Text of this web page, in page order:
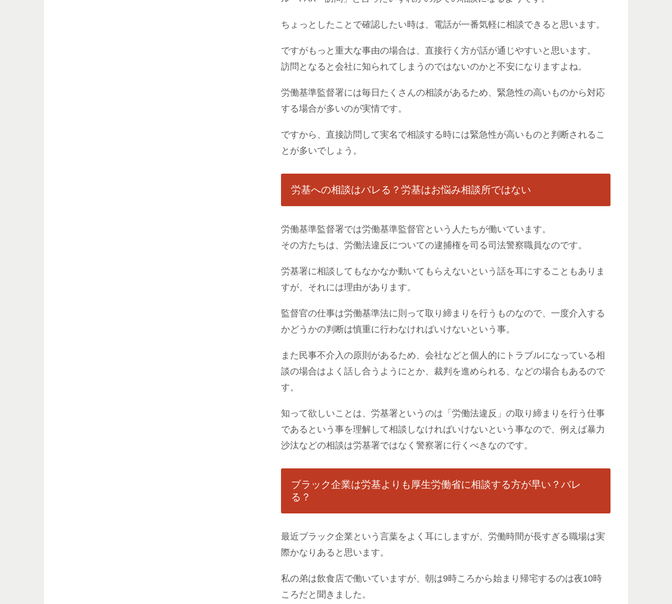
ちょっとしたことで確認したい時は、電話が一番気軽に相談できると思います。
ですがもっと重大な事由の場合は、直接行く方が話が通じやすいと思います。
訪問となると会社に知られてしまうのではないのかと不安になりますよね。
労働基準監督署には毎日たくさんの相談があるため、緊急性の高いものから対応
する場合が多いのが実情です。
ですから、直接訪問して実名で相談する時には緊急性が高いものと判断されるこ
とが多いでしょう。
労基への相談はバレる？労基はお悩み相談所ではない
労働基準監督署では労働基準監督官という人たちが働いています。
その方たちは、労働法違反についての逮捕権を司る司法警察職員なのです。
労基署に相談してもなかなか動いてもらえないという話を耳にすることもありま
すが、それには理由があります。
監督官の仕事は労働基準法に則って取り締まりを行うものなので、一度介入する
かどうかの判断は慎重に行わなければいけないという事。
また民事不介入の原則があるため、会社などと個人的にトラブルになっている相
談の場合はよく話し合うようにとか、裁判を進められる、などの場合もあるので
す。
知って欲しいことは、労基署というのは「労働法違反」の取り締まりを行う仕事
であるという事を理解して相談しなければいけないという事なので、例えば暴力
沙汰などの相談は労基署ではなく警察署に行くべきなのです。
ブラック企業は労基よりも厚生労働省に相談する方が早い？バレ
る？
最近ブラック企業という言葉をよく耳にしますが、労働時間が長すぎる職場は実
際かなりあると思います。
私の弟は飲食店で働いていますが、朝は9時ころから始まり帰宅するのは夜10時
ころだと聞きました。